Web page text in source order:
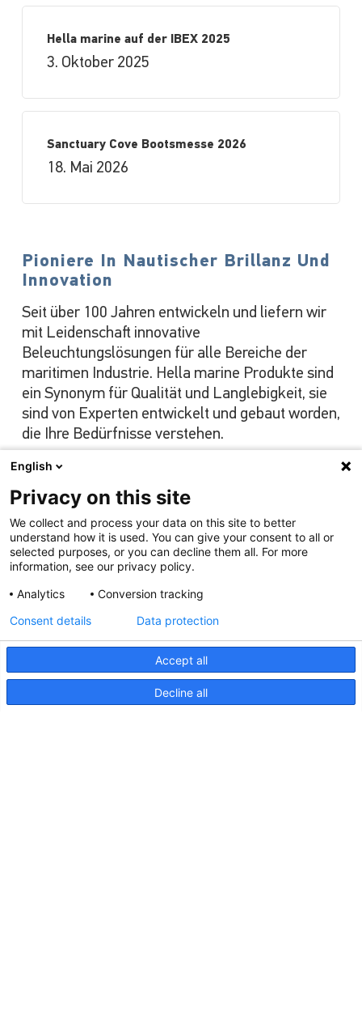
Hella marine auf der IBEX 2025
3. Oktober 2025
Sanctuary Cove Bootsmesse 2026
18. Mai 2026
Pioniere In Nautischer Brillanz Und
Innovation
Seit über 100 Jahren entwickeln und liefern wir
mit Leidenschaft innovative
Beleuchtungslösungen für alle Bereiche der
maritimen Industrie. Hella marine Produkte sind
ein Synonym für Qualität und Langlebigkeit, sie
sind von Experten entwickelt und gebaut worden,
die Ihre Bedürfnisse verstehen.
Unser Angebot ansehen
English
Privacy on this site
We collect and process your data on this site to better
understand how it is used. You can give your consent to all or
selected purposes, or you can decline them all. For more
information, see our privacy policy.
Analytics
Conversion tracking
Accept all
Decline all
Consent details Data protection